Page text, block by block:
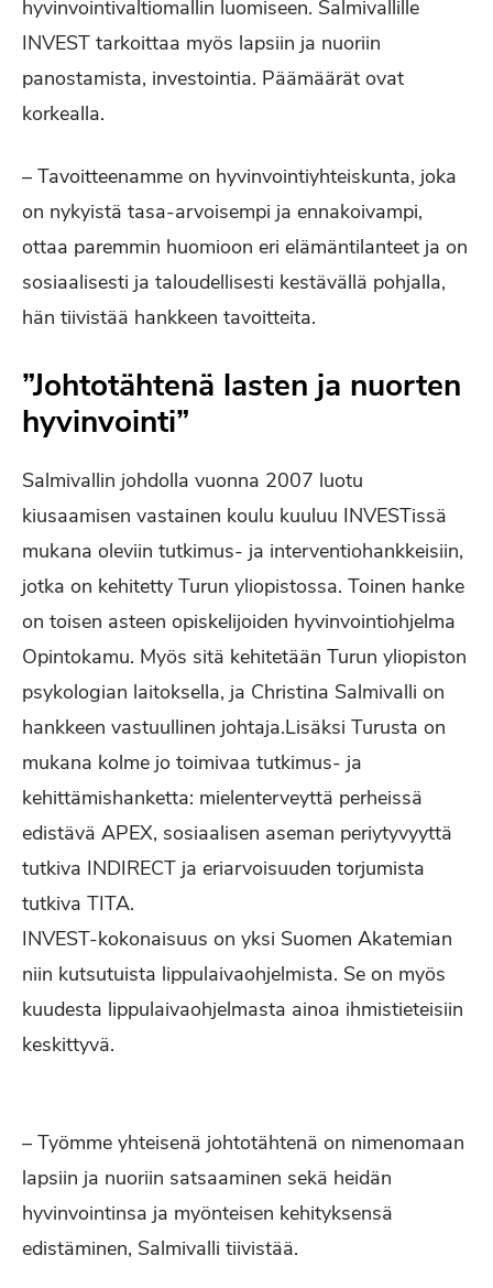
hyvinvointivaltiomallin luomiseen. Salmivallille
INVEST tarkoittaa myös lapsiin ja nuoriin
panostamista, investointia. Päämäärät ovat
korkealla.
– Tavoitteenamme on hyvinvointiyhteiskunta, joka
on nykyistä tasa-arvoisempi ja ennakoivampi,
ottaa paremmin huomioon eri elämäntilanteet ja on
sosiaalisesti ja taloudellisesti kestävällä pohjalla,
hän tiivistää hankkeen tavoitteita.
”Johtotähtenä lasten ja nuorten
hyvinvointi”
Salmivallin johdolla vuonna 2007 luotu
kiusaamisen vastainen koulu kuuluu INVESTissä
mukana oleviin tutkimus- ja interventiohankkeisiin,
jotka on kehitetty Turun yliopistossa. Toinen hanke
on toisen asteen opiskelijoiden hyvinvointiohjelma
Opintokamu. Myös sitä kehitetään Turun yliopiston
psykologian laitoksella, ja Christina Salmivalli on
hankkeen vastuullinen johtaja.Lisäksi Turusta on
mukana kolme jo toimivaa tutkimus- ja
kehittämishanketta: mielenterveyttä perheissä
edistävä APEX, sosiaalisen aseman periytyvyyttä
tutkiva INDIRECT ja eriarvoisuuden torjumista
tutkiva TITA.
INVEST-kokonaisuus on yksi Suomen Akatemian
niin kutsutuista lippulaivaohjelmista. Se on myös
kuudesta lippulaivaohjelmasta ainoa ihmistieteisiin
keskittyvä.
– Työmme yhteisenä johtotähtenä on nimenomaan
lapsiin ja nuoriin satsaaminen sekä heidän
hyvinvointinsa ja myönteisen kehityksensä
edistäminen, Salmivalli tiivistää.